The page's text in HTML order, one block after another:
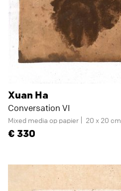
Xuan Ha
Conversation VI
Mixed media op papier 20 x 20 cm
330